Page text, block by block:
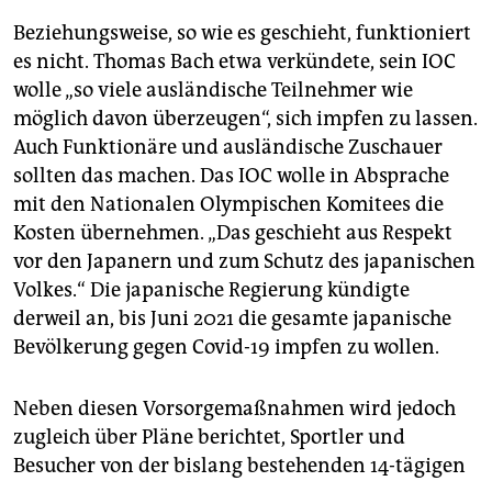
Beziehungsweise, so wie es geschieht, funktioniert
es nicht. Thomas Bach etwa verkündete, sein IOC
wolle „so viele ausländische Teilnehmer wie
möglich davon überzeugen“, sich impfen zu lassen.
Auch Funktionäre und ausländische Zuschauer
sollten das machen. Das IOC wolle in Absprache
mit den Nationalen Olympischen Komitees die
Kosten übernehmen. „Das geschieht aus Respekt
vor den Japanern und zum Schutz des japanischen
Volkes.“ Die japanische Regierung kündigte
derweil an, bis Juni 2021 die gesamte japanische
Bevölkerung gegen Covid-19 impfen zu wollen.
Neben diesen Vorsorgemaßnahmen wird jedoch
zugleich über Pläne berichtet, Sportler und
Besucher von der bislang bestehenden 14-tägigen